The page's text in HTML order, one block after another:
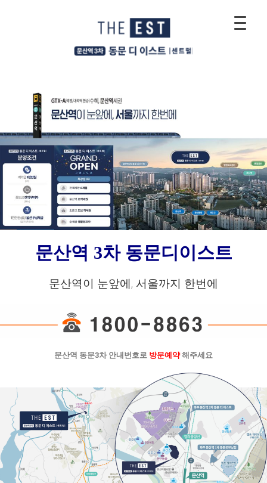
문산역 3차 동문디이스트
문산역이 눈앞에, 서울까지 한번에
문산역 동문3차 안내번호로 방문예약해주세요